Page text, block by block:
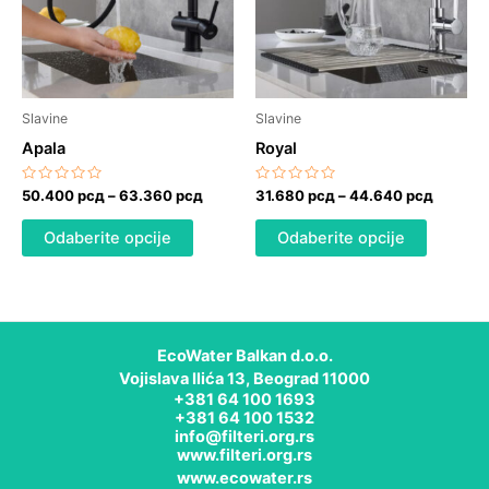
Slavine
Apala
Ocenjeno
sa
0
50.400рсд–63.360рсд
Odaberite opcije
Opcije
mogu
biti
proizvoda.
Slavine
Royal
Ocenjeno
sa
0
31.680рсд–44.640рсд
Odaberite opcije
Opcije
mogu
biti
EcoWater Balkan d.o.o.
Vojislava Ilića 13, Beograd 11000
+381 64 100 1693
+381 64 100 1532
info@filteri.org.rs
www.filteri.org.rs
www.ecowater.rs